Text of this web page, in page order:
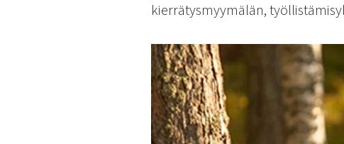
käyttää
ja
pyyhkäisyliikkeitä.
kierrätysmyymälän,